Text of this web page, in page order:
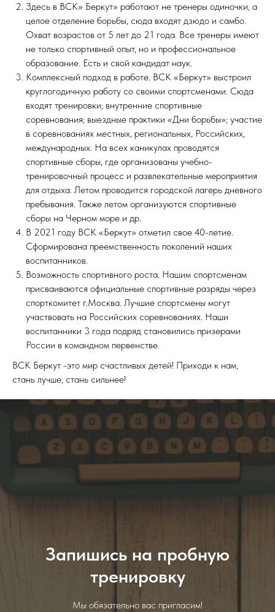
Здесь в ВСК» Беркут» работают не тренеры одиночки, а
целое отделение борьбы, сюда входят дзюдо и самбо.
Охват возрастов от 5 лет до 21 года. Все тренеры имеют
не только спортивный опыт, но и профессиональное
образование. Есть и свой кандидат наук.
Комплексный подход в работе. ВСК «Беркут» выстроил
круглогодичную работу со своими спортсменами. Сюда
входят тренировки; внутренние спортивные
соревнования; выездные практики «Дни борьбы»; участие
в соревнованиях местных, региональных, Российских,
международных. На всех каникулах проводятся
спортивные сборы, где организованы учебно-
тренировочный процесс и развлекательные мероприятия
для отдыха. Летом проводится городской лагерь дневного
пребывания. Также летом организуются спортивные
сборы на Черном море и др.
В 2021 году ВСК «Беркут» отметил свое 40-летие.
Сформирована преемственность поколений наших
воспитанников.
Возможность спортивного роста. Нашим спортсменам
присваиваются официальные спортивные разряды через
спорткомитет г.Москва. Лучшие спортсмены могут
участвовать на Российских соревнованиях. Наши
воспитанники 3 года подряд становились призерами
России в командном первенстве.
ВСК Беркут -это мир счастливых детей! Приходи к нам,
стань лучше, стань сильнее!
Запишись на пробную
тренировку
Мы обязательно вас пригласим!